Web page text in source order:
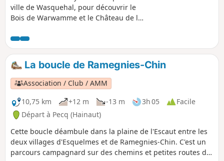
ville de Wasquehal, pour découvrir le
Bois de Warwamme et le Château de la
La boucle de Ramegnies-Chin
Association / Club / AMM
10,75 km
+12 m -13 m 3h 05
Facile
Départ à Pecq (Hainaut)
Cette boucle déambule dans la plaine de l'Escaut entre les
deux villages d'Esquelmes et de Ramegnies-Chin. C'est un
parcours campagnard sur des chemins et petites routes de